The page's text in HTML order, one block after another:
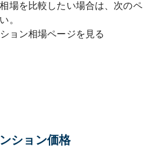
場を比較したい場合は、次のペ
。
ョン相場ページを見る
ション価格